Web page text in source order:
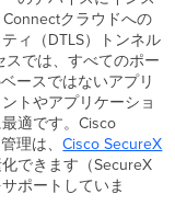
クラウドへの
ィ（DTLS）トンネル
では、すべてのポー
ースではないアプリ
トやアプリケーショ
適です。Cisco
理は、Cisco SecureX
できます（SecureX
ポートしていま